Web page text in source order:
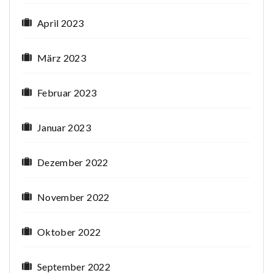
April 2023
März 2023
Februar 2023
Januar 2023
Dezember 2022
November 2022
Oktober 2022
September 2022